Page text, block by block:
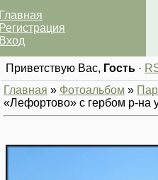
Главная
Регистрация
Вход
Приветствую Вас, Гость ·
Главная » Фотоальбом »
«Лефортово» с гербом р-на